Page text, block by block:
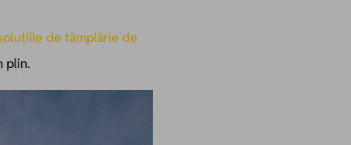
de tâmplărie de
plin.